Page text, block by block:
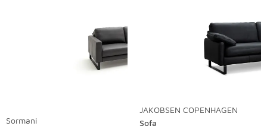
Sormani
JAKOBSEN COPENHAGEN
Sofa